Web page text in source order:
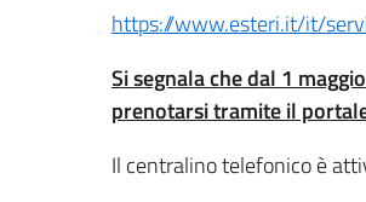
https://www.esteri.it/it/
Si segnala che dal 1
prenotarsi tramite il
Il centralino telefonico è